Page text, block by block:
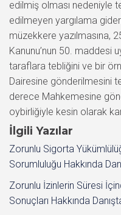
edilmiş olması nedeniyle
edilmeyen yargılama
müzekkere yazılmasına,
Kanunu’nun 50. maddesi
taraflara tebliğini ve bir
Dairesine gönderilmesini
derece Mahkemesine
oybirliğiyle kesin olarak
İlgili Yazılar
Zorunlu Sigorta
Sorumluluğu Hakkında
Zorunlu İzinlerin Süresi
Sonuçları Hakkında